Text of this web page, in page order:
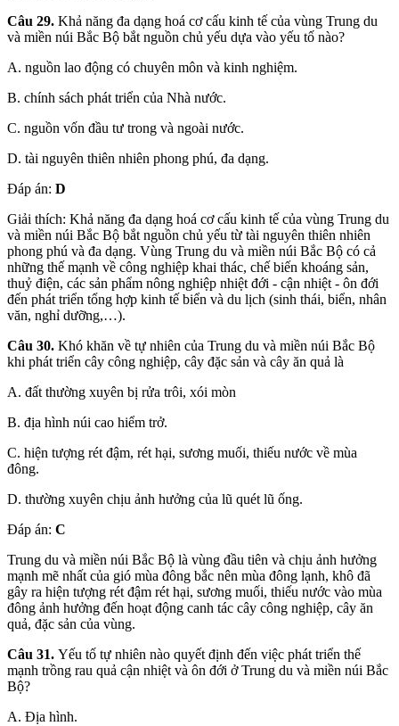
Câu 29. Khả năng đa dạng hoá cơ cấu kinh tế của vùng Trung du
và miền núi Bắc Bộ bắt nguồn chủ yếu dựa vào yếu tố nào?
A. nguồn lao động có chuyên môn và kinh nghiệm.
B. chính sách phát triển của Nhà nước.
C. nguồn vốn đầu tư trong và ngoài nước.
D. tài nguyên thiên nhiên phong phú, đa dạng.
Đáp án: D
Giải thích: Khả năng đa dạng hoá cơ cấu kinh tế của vùng Trung du
và miền núi Bắc Bộ bắt nguồn chủ yếu từ tài nguyên thiên nhiên
phong phú và đa dạng. Vùng Trung du và miền núi Bắc Bộ có cả
những thế mạnh về công nghiệp khai thác, chế biến khoáng sản,
thuỷ điện, các sản phẩm nông nghiệp nhiệt đới - cận nhiệt - ôn đới
đến phát triển tổng hợp kinh tế biển và du lịch (sinh thái, biển, nhân
văn, nghỉ dưỡng,…).
Câu 30. Khó khăn về tự nhiên của Trung du và miền núi Bắc Bộ
khi phát triển cây công nghiệp, cây đặc sản và cây ăn quả là
A. đất thường xuyên bị rửa trôi, xói mòn
B. địa hình núi cao hiểm trở.
C. hiện tượng rét đậm, rét hại, sương muối, thiếu nước về mùa
đông.
D. thường xuyên chịu ảnh hưởng của lũ quét lũ ống.
Đáp án: C
Trung du và miền núi Bắc Bộ là vùng đầu tiên và chịu ảnh hưởng
mạnh mẽ nhất của gió mùa đông bắc nên mùa đông lạnh, khô đã
gây ra hiện tượng rét đậm rét hại, sương muối, thiếu nước vào mùa
đông ảnh hưởng đến hoạt động canh tác cây công nghiệp, cây ăn
quả, đặc sản của vùng.
Câu 31. Yếu tố tự nhiên nào quyết định đến việc phát triển thế
mạnh trồng rau quả cận nhiệt và ôn đới ở Trung du và miền núi Bắc
Bộ?
A. Địa hình.